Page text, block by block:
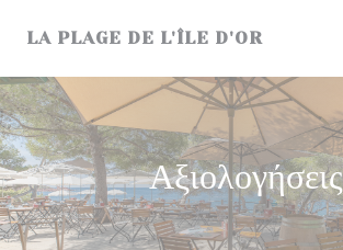
LA PLAGE DE L'ÎLE D'OR
Αξιολογήσεις